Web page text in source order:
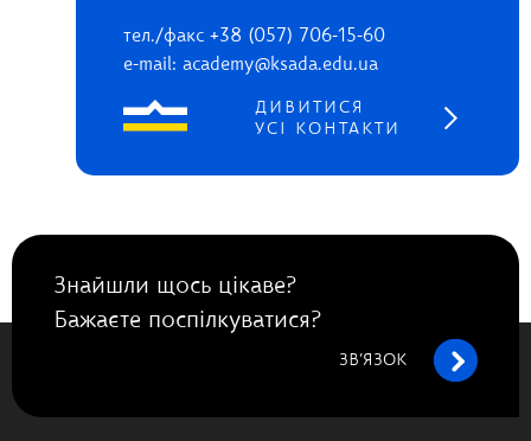
тел./факс +38 (057) 706-15-60
e-mail: academy@ksada.edu.ua
ДИВИТИСЯ
УСІ КОНТАКТИ
Знайшли щось цікаве?
Бажаєте поспілкуватися?
ЗВ’ЯЗОК